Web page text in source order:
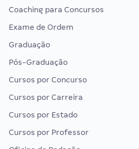
Coaching para Concursos
Exame de Ordem
Graduação
Pós-Graduação
Cursos por Concurso
Cursos por Carreira
Cursos por Estado
Cursos por Professor